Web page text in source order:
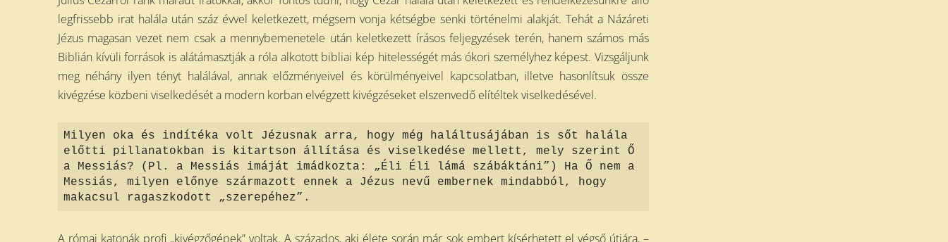
legfrissebb irat halála után száz évvel keletkezett, mégsem vonja kétségbe senki történelmi alakját. Tehát a Názáreti
Jézus magasan vezet nem csak a mennybemenetele után keletkezett írásos feljegyzések terén, hanem számos más
Biblián kívüli források is alátámasztják a róla alkotott bibliai kép hitelességét más ókori személyhez képest. Vizsgáljunk
meg néhány ilyen tényt halálával, annak előzményeivel és körülményeivel kapcsolatban, illetve hasonlítsuk össze
kivégzése közbeni viselkedését a modern korban elvégzett kivégzéseket elszenvedő elítéltek viselkedésével.
Milyen oka és indítéka volt Jézusnak arra, hogy még haláltusájában is sőt halála
előtti pillanatokban is kitartson állítása és viselkedése mellett, mely szerint Ő
a Messiás? (Pl. a Messiás imáját imádkozta: „Éli Éli lámá szábáktáni”) Ha Ő nem a
Messiás, milyen előnye származott ennek a Jézus nevű embernek mindabból, hogy
makacsul ragaszkodott „szerepéhez”.
A római katonák profi „kivégzőgépek” voltak. A százados, aki élete során már sok embert kísérhetett el végső útjára, –